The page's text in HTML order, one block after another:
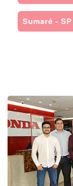
Sumaré - SP